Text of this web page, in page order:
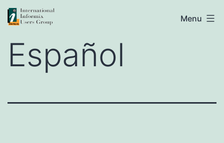
Skip
to
content
IIUG
Menu
Español